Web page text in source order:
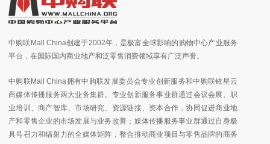
中购联Mall China创建于2002年，是极富全球影响的购物中心产业服务
平台，在国际国内商业地产和泛零售消费领域享有广泛声誉。
中购联Mall China拥有中购联发展委员会专业创新服务和中购联铱星云
商媒体传播服务两大业务集群。专业创新服务事业群通过会议会展、职
业培训、商产智库、市场研究、资源链接、资本合作，协同促进商业地
产和零售企业的市场发展与业务改善；媒体传播服务事业群通过自身极
具号召力和辐射力的全媒体矩阵，整合推动商业项目与零售品牌的商务